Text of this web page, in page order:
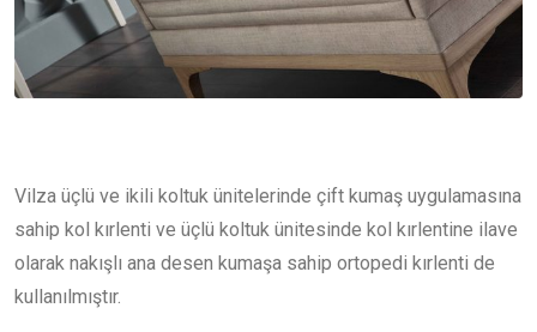
Vilza üçlü ve ikili koltuk ünitelerinde çift kumaş uygulamasına
sahip kol kırlenti ve üçlü koltuk ünitesinde kol kırlentine ilave
olarak nakışlı ana desen kumaşa sahip ortopedi kırlenti de
kullanılmıştır.